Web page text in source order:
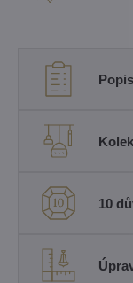
10